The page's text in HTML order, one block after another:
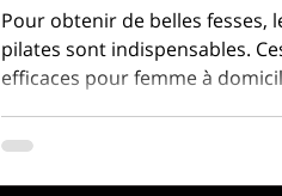
Pour obtenir de belles fesses,
pilates sont indispensables.
efficaces pour femme à